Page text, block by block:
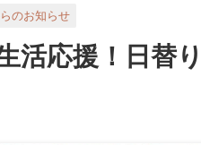
のお知らせ
活応援！日替